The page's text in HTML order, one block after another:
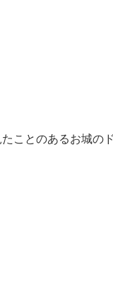
ことのあるお城の